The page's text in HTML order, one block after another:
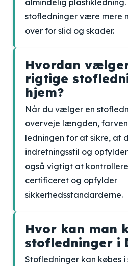
almindelig
stofledninger være mere
over for slid og skader.
Hvordan
rigtige
hjem?
Når du vælger en
overveje længden,
ledningen for at sikre, at
indretningsstil og
også vigtigt at
certificeret og opfylder
sikkerhedsstandarderne.
Hvor kan man
stofledninger i
Stofledninger kan købes